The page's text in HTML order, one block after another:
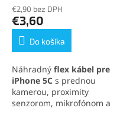
produktu
je
5,0
hviezdičiek.
€2,90 bez DPH
€3,60
Do košíka
Náhradný flex kábel pre
iPhone 5C s prednou
kamerou, proximity
senzorom, mikrofónom a